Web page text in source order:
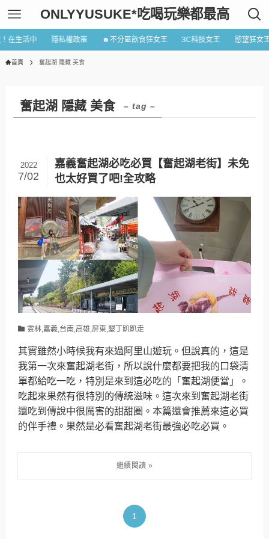
ONLYYUSUKE*吃喝玩樂都最高
在生活中 隱私權政策 ☻不分區飲食狂女王 3C科技女王 慾望狂女
首頁 奮起湖 隱藏 美食
奮起湖 隱藏 美食 – tag –
嘉義奮起湖必吃必買【奮起湖老街】未免
也太好買了吧!全攻略
2022
7/02
雲林,嘉義,台南,高雄,屏東,墾丁趴趴走
其實雖然小時候我有來過阿里山遊玩。但說真的，這是
我第一次來奮起湖老街，所以說什麼都要把我的口袋清
單都給吃一吃，特別是來到這必吃的「奮起湖便當」。
吃起來果然有很特別的傳統滋味。這次來到奮起湖老街
還吃到傳說中很厲害的甜甜圈。本篇還會推薦來這必買
的伴手禮。果然是必看奮起湖老街最強必吃必買。
1